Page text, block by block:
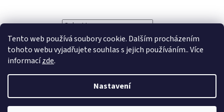
Tento web používá soubory cookie. Dalším procházením
tohoto webu vyjadřujete souhlas s jejich používáním.. Více
informacízde.
Nastavení
Powered by Translate